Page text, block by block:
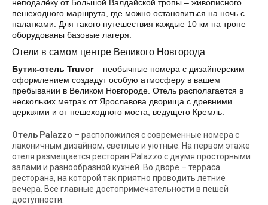
неподалёку от Большой Валдайской тропы – живописного
пешеходного маршрута, где можно остановиться на ночь с
палатками. Для такого путешествия каждые 10 км на тропе
оборудованы базовые лагеря.
Отели в самом центре Великого Новгорода
Бутик-отель Truvor– необычные номера с дизайнерским
оформлением создадут особую атмосферу в вашем
пребывании в Великом Новгороде. Отель располагается в
нескольких метрах от Ярославова дворища с древними
церквями и от пешеходного моста, ведущего Кремль.
Отель Palazzo – расположился с современные номера с
лаконичным дизайном, светлые и уютные. На первом этаже
отеля размещается ресторан Palazzo с двумя просторными
залами и разнообразной кухней. Во дворе – терраса
ресторана, на которой так приятно проводить летние
вечера. Все главные достопримечательности в пешей
доступности.